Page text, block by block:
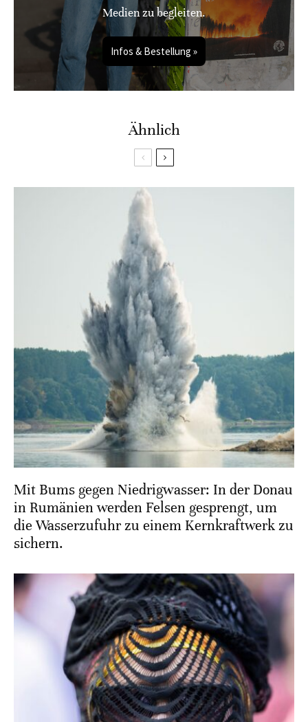
Medien zu begleiten.
Infos & Bestellung »
Ähnlich
Mit Bums gegen Niedrigwasser: In der Donau
in Rumänien werden Felsen gesprengt, um
die Wasserzufuhr zu einem Kernkraftwerk zu
sichern.